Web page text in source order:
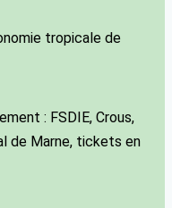
tropicale de
: FSDIE, Crous,
de Marne, tickets en